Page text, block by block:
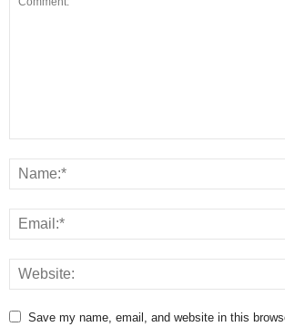
Save my name, email, and website in this